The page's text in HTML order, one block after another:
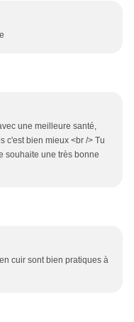
une meilleure santé,
c'est bien mieux <br /> Tu
souhaite une très bonne
cuir sont bien pratiques à